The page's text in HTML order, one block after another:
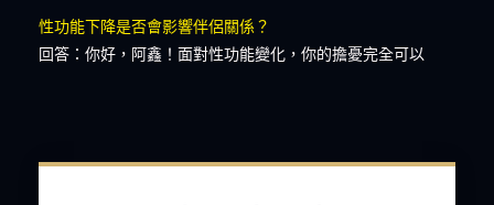
性功能下降是否會影響伴侶關係？
回答：你好，阿鑫！面對性功能變化，你的擔憂完全可以